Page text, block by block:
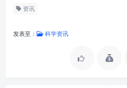
资讯
发表至： 科学资讯